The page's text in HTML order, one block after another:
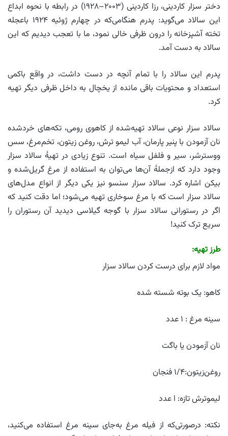
دختر سزار کاردینی، رزا کاردینی (۲۰۰۳–۱۹۲۸) در رابطه با نحوه ابداع
این سالاد می‌گوید: پدرم هنگامی‌که در چهارم ژوئیه ۱۹۲۴ باعجله
تخته آشپزخانه را درون ظرفی خالی نمود، ما با تعجب دیدیم که این
سالاد به دست آمد.
پدرم این سالاد را با تمام آنچه در دست داشت، در واقع باکمی
استعداد و محتویات باقی‌ مانده از یخچال به داخل ظرفی دیگر تهیه
کرد.
سالاد سزار نوعی سالاد تهیه‌شده از کاهوی رومی، تکه‌های خردشده
نان آزمودن با پنیر پارمان، آب لیمو ترش، روغن‌ زیتون، تخم‌مرغ، سس
ووسترشر، سیر و فلفل سیاه است. تنوع زیادی در تهیهٔ سالاد سزار
وجود دارد که ازجملهٔ آن‌ها می‌توان به استفاده از مرغ گریل‌شده و
بیکن اشاره کرد. سالاد سزار سنسو نیز یکی دیگر از انواع مدل‌های
سالاد سزار است که با مرغ سوخاری تهیه می‌شود؛ اما دقت کنید که
اگر در رستورانی سالاد سزار با گوجه گیلاسی دیدید آن رستوران را
سریع ترک کنید!
طرز تهیه:
مواد لازم برای درست کردن سالاد سزار
کاهو: یک بوته شسته شده
سینه مرغ : ۱ عدد
نان آزمودن یا باگت
روغن‌زیتون:۱/۴ فنجان
لیموترش تازه: ا عدد
نکته: درصورتی‌که از فیله مرغ به‌جای سینه مرغ استفاده می‌کنید،